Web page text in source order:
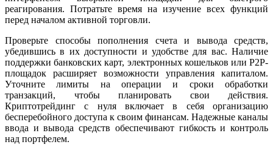
реагирования. Потратьте время на изучение всех функций
перед началом активной торговли.
Проверьте способы пополнения счета и вывода средств,
убедившись в их доступности и удобстве для вас. Наличие
поддержки банковских карт, электронных кошельков или P2P-
площадок расширяет возможности управления капиталом.
Уточните лимиты на операции и сроки обработки
транзакций, чтобы планировать свои действия.
Криптотрейдинг с нуля включает в себя организацию
бесперебойного доступа к своим финансам. Надежные каналы
ввода и вывода средств обеспечивают гибкость и контроль
над портфелем.